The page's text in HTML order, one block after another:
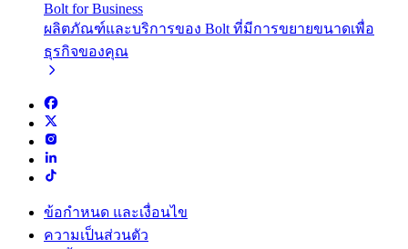
Bolt for Business
ผลิตภัณฑ์และบริการของ Bolt ที่มีการขยายขนาดเพื่อ
ธุรกิจของคุณ
ข้อกำหนด และเงื่อนไข
ความเป็นส่วนตัว